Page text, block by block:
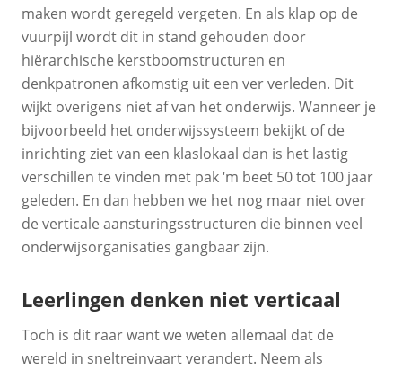
maken wordt geregeld vergeten. En als klap op de
vuurpijl wordt dit in stand gehouden door
hiërarchische kerstboomstructuren en
denkpatronen afkomstig uit een ver verleden. Dit
wijkt overigens niet af van het onderwijs. Wanneer je
bijvoorbeeld het onderwijssysteem bekijkt of de
inrichting ziet van een klaslokaal dan is het lastig
verschillen te vinden met pak ‘m beet 50 tot 100 jaar
geleden. En dan hebben we het nog maar niet over
de verticale aansturingsstructuren die binnen veel
onderwijsorganisaties gangbaar zijn.
Leerlingen denken niet verticaal
Toch is dit raar want we weten allemaal dat de
wereld in sneltreinvaart verandert. Neem als